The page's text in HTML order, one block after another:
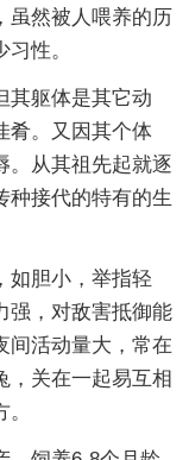
虽然被人喂养的历
性。
其躯体是其它动
肴。又因其个体
。从其祖先起就逐
种接代的特有的生
如胆小，举指轻
强，对敌害抵御能
间活动量大，常在
，关在一起易互相